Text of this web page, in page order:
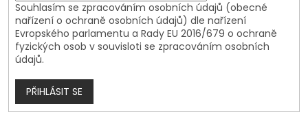
Souhlasím se zpracováním osobních údajů (obecné
nařízení o ochraně osobních údajů) dle nařízení
Evropského parlamentu a Rady EU 2016/679 o ochraně
fyzických osob v souvisloti se zpracováním osobních
údajů.
PŘIHLÁSIT SE